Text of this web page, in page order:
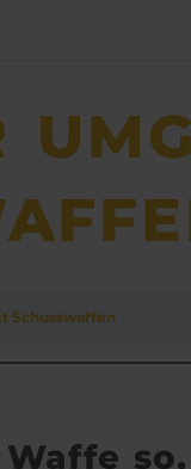
Schuss­­­wa­ffen